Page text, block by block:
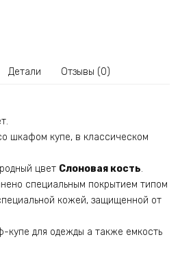
Детали Отзывы (0)
шкафом купе, в классическом
цвет Слоновая кость.
специальным покрытием типом
кожей, защищенной от
купе для одежды а также емкость